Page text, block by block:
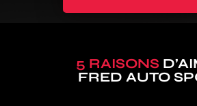
5 RAISONS
FRED AUTO